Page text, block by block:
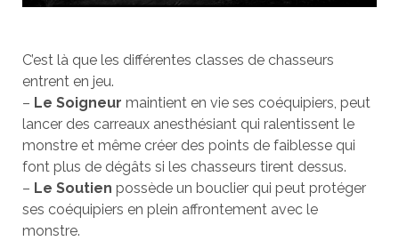
C’est là que les différentes classes de chasseurs
entrent en jeu.
– Le Soigneur maintient en vie ses coéquipiers, peut
lancer des carreaux anesthésiant qui ralentissent le
monstre et même créer des points de faiblesse qui
font plus de dégâts si les chasseurs tirent dessus.
– Le Soutien possède un bouclier qui peut protéger
ses coéquipiers en plein affrontement avec le
monstre.